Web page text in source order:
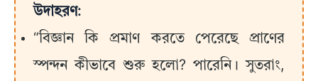
উদাহরণ:
“বিজ্ঞান কি প্রমাণ করতে পেরেছে প্রাণের
স্পন্দন কীভাবে শুরু হলো? পারেনি। সুতরাং,